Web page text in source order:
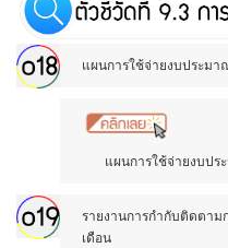
แผนการใช้จ่ายงบประมา
แผนการใช้จ่ายงบปร
รายงานการกำกับติดตา
เดือน